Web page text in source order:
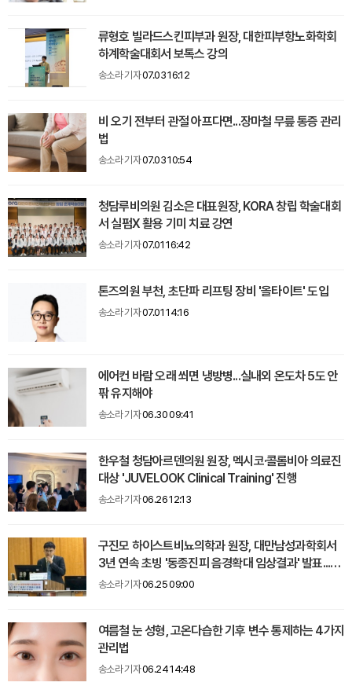
류형호 빌라드스킨피부과 원장, 대한피부항노화학회
하계학술대회서 보톡스 강의
송소라 기자07.03 16:12
비 오기 전부터 관절 아프다면...장마철 무릎 통증 관리
법
송소라 기자07.03 10:54
청담루비의원 김소은 대표원장, KORA 창립 학술대회
서 실펌X 활용 기미 치료 강연
송소라 기자07.01 16:42
톤즈의원 부천, 초단파 리프팅 장비 '올타이트' 도입
송소라 기자07.01 14:16
에어컨 바람 오래 쐬면 냉방병...실내외 온도차 5도 안
팎 유지해야
송소라 기자06.30 09:41
한우철 청담아르덴의원 원장, 멕시코·콜롬비아 의료진
대상 'JUVELOOK Clinical Training' 진행
송소라 기자06.26 12:13
구진모 하이스트비뇨의학과 원장, 대만남성과학회서
3년 연속 초빙 '동종진피 음경확대 임상결과' 발표...감
사패 수상
송소라 기자06.25 09:00
여름철 눈 성형, 고온다습한 기후 변수 통제하는 4가지
관리법
송소라 기자06.24 14:48